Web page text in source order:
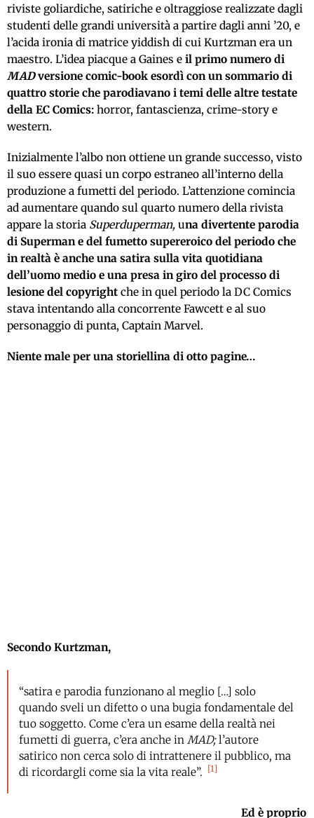
riviste goliardiche, satiriche e oltraggiose realizzate dagli
studenti delle grandi università a partire dagli anni ’20, e
l’acida ironia di matrice yiddish di cui Kurtzman era un
maestro. L’idea piacque a Gaines e il primo numero di
MADversione comic-book esordì con un sommario di
quattro storie che parodiavano i temi delle altre testate
della EC Comics: horror, fantascienza, crime-story e
western.
Inizialmente l’albo non ottiene un grande successo, visto
il suo essere quasi un corpo estraneo all’interno della
produzione a fumetti del periodo. L’attenzione comincia
ad aumentare quando sul quarto numero della rivista
appare la storia Superduperman, una divertente parodia
di Superman e del fumetto supereroico del periodo che
in realtà è anche una satira sulla vita quotidiana
dell’uomo medio e una presa in giro del processo di
lesione del copyright che in quel periodo la DC Comics
stava intentando alla concorrente Fawcett e al suo
personaggio di punta, Captain Marvel.
Niente male per una storiellina di otto pagine…
Secondo Kurtzman,
“satira e parodia funzionano al meglio […] solo
quando sveli un difetto o una bugia fondamentale del
tuo soggetto. Come c’era un esame della realtà nei
fumetti di guerra, c’era anche inMAD;l’autore
satirico non cerca solo di intrattenere il pubblico, ma
di ricordargli come sia la vita reale”.
1
Ed è proprio